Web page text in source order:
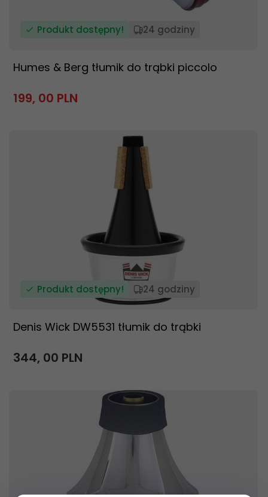
Produkt dostępny! 24 godziny
Humes & Berg tłumik do trąbki piccolo
199, 00 PLN
Produkt dostępny! 24 godziny
Denis Wick DW5531 tłumik do trąbki
344, 00 PLN